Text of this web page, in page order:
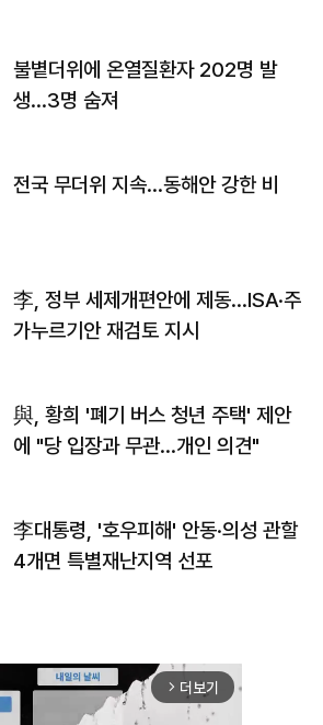
불볕더위에 온열질환자 202명 발
생…3명 숨져
전국 무더위 지속…동해안 강한 비
李, 정부 세제개편안에 제동…ISA·주
가누르기안 재검토 지시
與, 황희 '폐기 버스 청년 주택' 제안
에 "당 입장과 무관…개인 의견"
李대통령, '호우피해' 안동·의성 관할
4개면 특별재난지역 선포
arrow_forward_ios 더보기